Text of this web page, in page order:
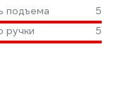
подъема
5
ручки
5